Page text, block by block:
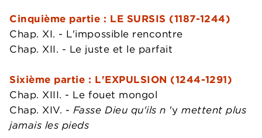
Cinquième partie : LE SURSIS (1187-1244)
Chap. XI. - L'impossible rencontre
Chap. XII. - Le juste et le parfait
Sixième partie : L'EXPULSION (1244-1291)
Chap. XIII. - Le fouet mongol
Chap. XIV. - Fasse Dieu qu'ils n 'ymettent plus
jamais les pieds